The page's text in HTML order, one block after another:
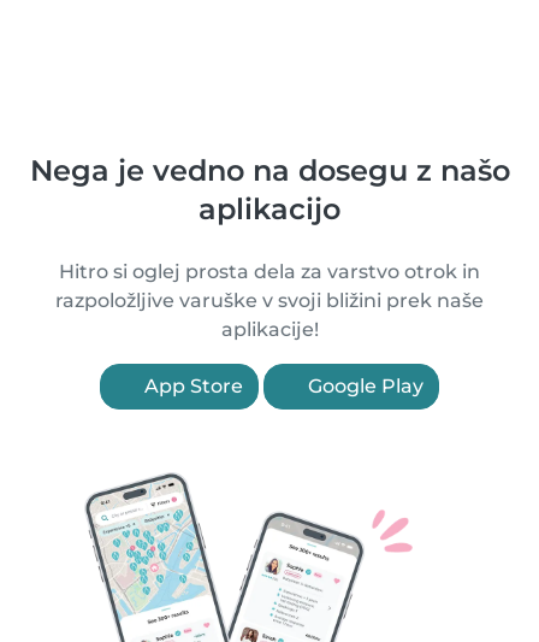
Nega je vedno na dosegu z našo
aplikacijo
Hitro si oglej prosta dela za varstvo otrok in
razpoložljive varuške v svoji bližini prek naše
aplikacije!
App Store Google Play